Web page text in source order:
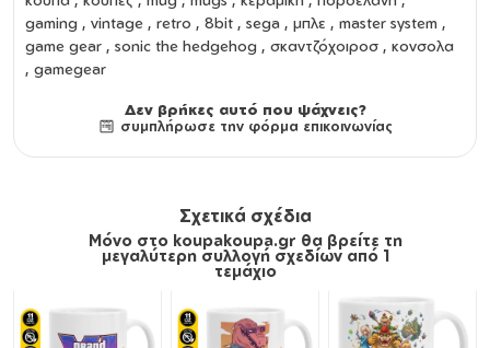
gaming , vintage , retro , 8bit , sega , μπλε , master system ,
game gear , sonic the hedgehog , σκαντζόχοιροσ , κονσολα
, gamegear
Δεν βρήκες αυτό που ψάχνεις?
συμπλήρωσε την φόρμα επικοινωνίας
Σχετικά σχέδια
Μόνο στο koupakoupa.gr θα βρείτε τη
μεγαλύτερη συλλογή σχεδίων από 1
τεμάχιο